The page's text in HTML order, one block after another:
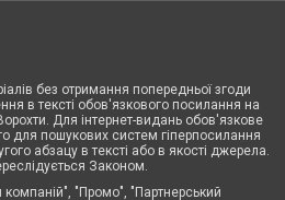
без отримання попередньої згоди
в тексті обов'язкового посилання на
Для інтернет-видань обов'язкове
для пошукових систем гіперпосилання
абзацу в тексті або в якості джерела.
Законом.
"Промо", "Партнерський